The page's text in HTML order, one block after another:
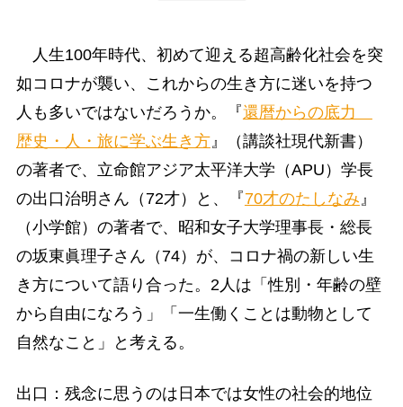
人生100年時代、初めて迎える超高齢化社会を突
如コロナが襲い、これからの生き方に迷いを持つ
人も多いではないだろうか。『還暦からの底力
歴史・人・旅に学ぶ生き方』（講談社現代新書）
の著者で、立命館アジア太平洋大学（APU）学長
の出口治明さん（72才）と、『70才のたしなみ』
（小学館）の著者で、昭和女子大学理事長・総長
の坂東眞理子さん（74）が、コロナ禍の新しい生
き方について語り合った。2人は「性別・年齢の壁
から自由になろう」「一生働くことは動物として
自然なこと」と考える。
出口：残念に思うのは日本では女性の社会的地位